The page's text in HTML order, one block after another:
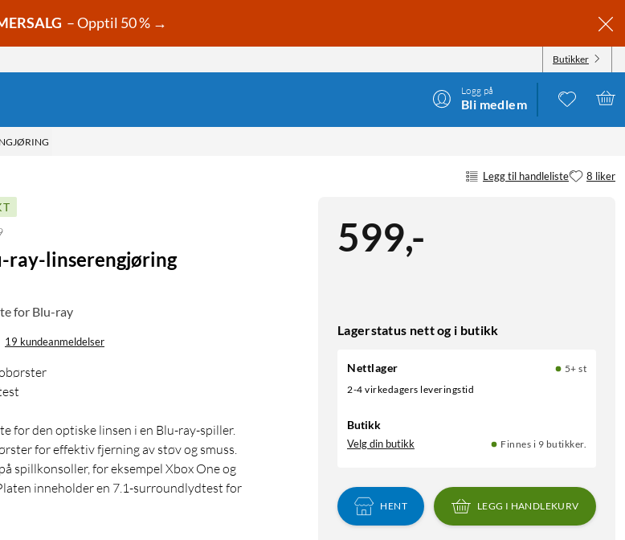
– Opptil 50 % →
Butikker
Logg på
Bli medlem
Legg til handleliste 8 liker
599,-
Lagerstatus nett og i butikk
Nettlager
5+ st
2-4 virkedagers leveringstid
Butikk
Velg din butikk Finnes i 9 butikker.
HENT LEGG I HANDLEKURV
ray-linserengjøring
for Blu-ray
19 kundeanmeldelser
for den optiske linsen i en Blu-ray-spiller.
for effektiv fjerning av støv og smuss.
spillkonsoller, for eksempel Xbox One og
inneholder en 7.1-surroundlydtest for